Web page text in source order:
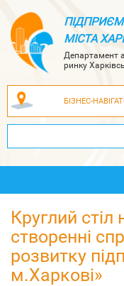
МІСТА
Департамент
ринку
БІЗНЕС-
Круглий
створенні
розвитку
м.Харкові»